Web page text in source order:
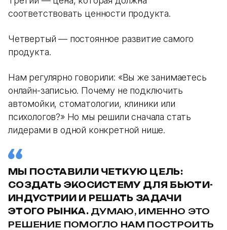
соответствовать ценности продукта.
Четвертый — постоянное развитие самого
продукта.
Нам регулярно говорили: «Вы же занимаетесь
онлайн-записью. Почему не подключить
автомойки, стоматологии, клиники или
психологов?» Но мы решили сначала стать
лидерами в одной конкретной нише.
МЫ ПОСТАВИЛИ ЧЕТКУЮ ЦЕЛЬ:
СОЗДАТЬ ЭКОСИСТЕМУ ДЛЯ БЬЮТИ-
ИНДУСТРИИ И РЕШАТЬ ЗАДАЧИ
ЭТОГО РЫНКА. ДУМАЮ, ИМЕННО ЭТО
РЕШЕНИЕ ПОМОГЛО НАМ ПОСТРОИТЬ